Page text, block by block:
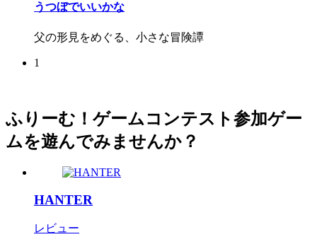
うつぼでいいかな
父の形見をめぐる、小さな冒険譚
1
ふりーむ！ゲームコンテスト参加ゲー
ムを遊んでみませんか？
HANTER
レビュー